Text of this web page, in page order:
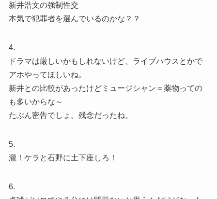
新井浩文の強制性交
本気で犯罪者を選んでいるのかな？？
4.
ドラマは厳しいかもしれないけど、ライブハウスとかで
アホやってほしいね。
新井との比較があったけどミュージシャン＝薬物っての
も多いからな～
たぶん密告でしょ。残念だったね。
5.
瀧！ケラと石野に土下座しろ！
6.